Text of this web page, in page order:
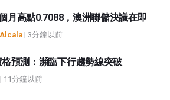
，在撰寫本文時，作者在本文中提到的任何股票
提到的任何公司有業務關係。除了FXStreet，作
酬。
的建議。作者對該資訊的準確性、完整性或適用
作者將不承擔任何錯誤，遺漏或任何損失，傷害
使用引起的。錯誤和遺漏除外。本文作者和
本文內容無意提供任何投資建議。
月高點0.7088，澳洲聯儲決議在即
| 3分鐘以前
預測：瀕臨下行趨勢線突破
| 11分鐘以前